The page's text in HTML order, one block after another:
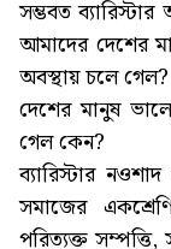
সম্ভবত
আমাদের দেশের
অবস্থায় চলে
দেশের মানুষ
গেল কেন?
ব্যারিস্টার
সমাজের
পরিত্যক্ত